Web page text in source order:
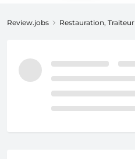
Review.jobs Restauration, Traiteur